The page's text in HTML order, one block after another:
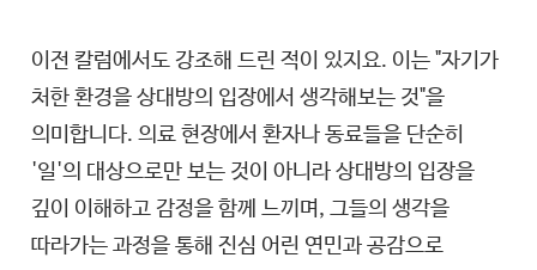
이전 칼럼에서도 강조해 드린 적이 있지요. 이는 "자기가
처한 환경을 상대방의 입장에서 생각해보는 것"을
의미합니다. 의료 현장에서 환자나 동료들을 단순히
'일'의 대상으로만 보는 것이 아니라 상대방의 입장을
깊이 이해하고 감정을 함께 느끼며, 그들의 생각을
따라가는 과정을 통해 진심 어린 연민과 공감으로